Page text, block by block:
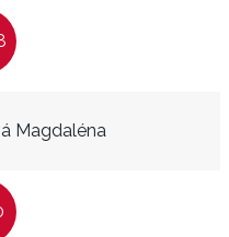
Magdaléna